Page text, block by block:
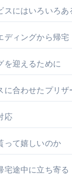
スにはいろいろあ
ディングから帰宅
を迎えるために
に合わせたプリザ
応
って嬉しいのか
宅途中に立ち寄る